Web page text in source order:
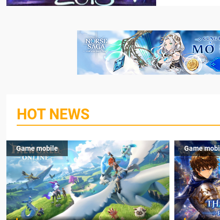
HOT NEWS
Game mobile Game